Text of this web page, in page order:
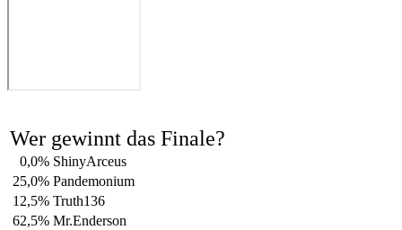
Wer gewinnt das Finale?
0,0% ShinyArceus
25,0% Pandemonium
12,5% Truth136
62,5% Mr.Enderson